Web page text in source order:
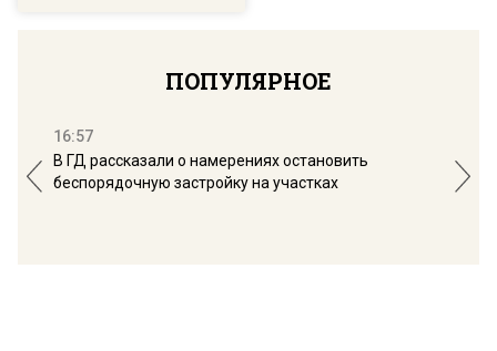
ПОПУЛЯРНОЕ
16:57
В ГД рассказали о намерениях остановить
беспорядочную застройку на участках